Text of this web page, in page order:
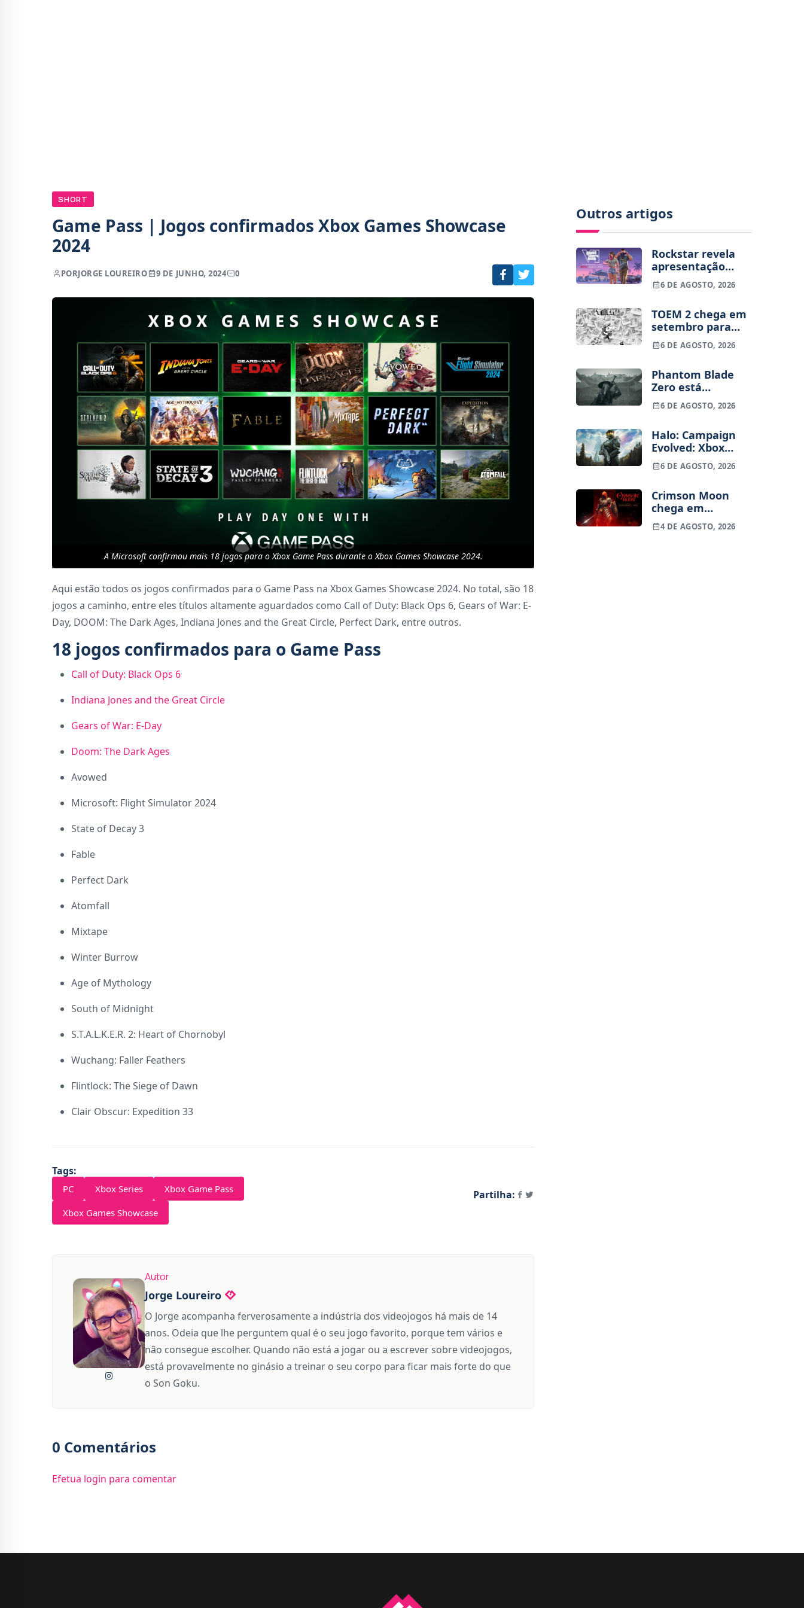
SHORT
Game Pass | Jogos confirmados Xbox Games Showcase
2024
PORJORGE LOUREIRO 9 DE JUNHO, 2024 0
A Microsoft confirmou mais 18 jogos para o Xbox Game Pass durante o Xbox Games Showcase 2024.
Aqui estão todos os jogos confirmados para o Game Pass na Xbox Games Showcase 2024. No total, são 18
jogos a caminho, entre eles títulos altamente aguardados como Call of Duty: Black Ops 6, Gears of War: E-
Day, DOOM: The Dark Ages, Indiana Jones and the Great Circle, Perfect Dark, entre outros.
18 jogos confirmados para o Game Pass
Call of Duty: Black Ops 6
Indiana Jones and the Great Circle
Gears of War: E-Day
Doom: The Dark Ages
Avowed
Microsoft: Flight Simulator 2024
State of Decay 3
Fable
Perfect Dark
Atomfall
Mixtape
Winter Burrow
Age of Mythology
South of Midnight
S.T.A.L.K.E.R. 2: Heart of Chornobyl
Wuchang: Faller Feathers
Flintlock: The Siege of Dawn
Clair Obscur: Expedition 33
Tags:
PC Xbox Series
Xbox Game Pass
Xbox Games Showcase
Partilha:
Autor
Jorge Loureiro
O Jorge acompanha ferverosamente a indústria dos videojogos há mais de 14
anos. Odeia que lhe perguntem qual é o seu jogo favorito, porque tem vários e
não consegue escolher. Quando não está a jogar ou a escrever sobre videojogos,
está provavelmente no ginásio a treinar o seu corpo para ficar mais forte do que
o Son Goku.
0 Comentários
Efetua login para comentar
Outros artigos
Rockstar revela
apresentação
alargada de GTA
VI para 27 de
6 DE AGOSTO, 2026
TOEM 2 chega em
setembro para
PS5, Switch e PC
6 DE AGOSTO, 2026
Phantom Blade
Zero está
terminado, pré-
vendas começam
semana
6 DE AGOSTO, 2026
Halo: Campaign
Evolved: Xbox
despede
funcionários uma
lançamento
6 DE AGOSTO, 2026
Crimson Moon
chega em
setembro para
consolas e PC
4 DE AGOSTO, 2026